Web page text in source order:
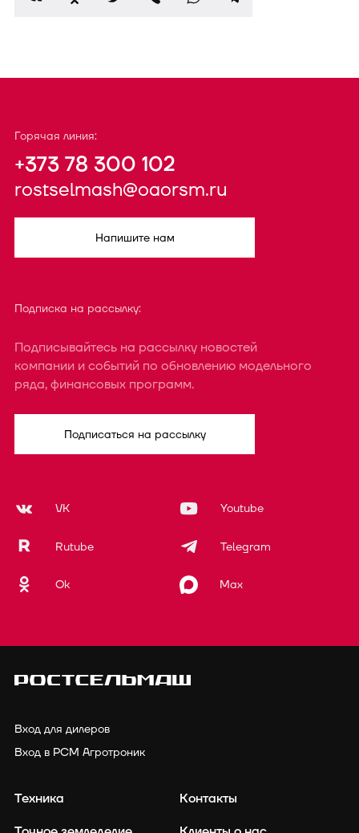
Горячая линия:
+373 78 300 102
rostselmash@oaorsm.ru
Напишите нам
Подписка на рассылку:
Подписывайтесь на рассылку новостей
компании и событий по обновлению модельного
ряда, финансовых программ.
Подписаться на рассылку
VK Youtube
Rutube Telegram
Ok Max
Вход для дилеров
Вход в РСМ Агротроник
Техника
Контакты